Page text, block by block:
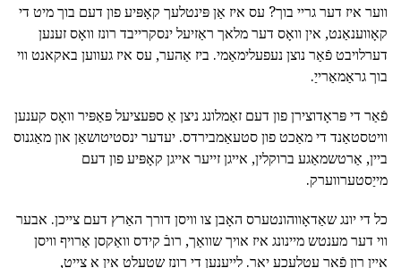
ווער איז דער גריי בוך? עס איז אַן פּינטלעך קאָפּיע פון דעם בוך מיט די
קאָווענאַנט, אין וואָס דער מלאך ראַזיעל ינסקרייבד רונז וואָס זענען
דערלויבט פֿאַר נוצן נעפעלימאַמי. ביז אַהער, עס איז געווען באקאנט ווי
בוך גראַמאַרייַ.
פֿאַר די פּראָדוצירן פון דעם זאַמלונג ניצן אַ ספּעציעל פּאַפּיר וואָס קענען
וויטסטאַנד די מאַכט פון סטעאַמבירדס. יעדער ינסטיטושאַן און מאַגנוס
ביין, אַרטשמאַגע ברוקלין, אייגן זייער אייגן קאָפּיע פון דעם
מייַסטערווערק.
כל די יונג שאַדאָווהונטערס האָבן צו וויסן דורך האַרץ דעם צייכן. אבער
ווי דער מענטש מיינונג איז אויך שוואַך, רובֿ קידס וואַקסן אַרויף וויסן
איין רון פֿאַר עטלעכע יאר. לייענען די רונז שטעלט אין אַ צייַט,